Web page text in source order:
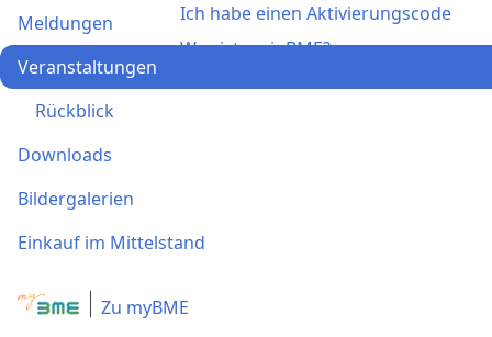
Ich habe einen Aktivierungscode
Was ist meinBME?
Meldungen
Veranstaltungen
Rückblick
Downloads
Bildergalerien
Einkauf im Mittelstand
Zu myBME